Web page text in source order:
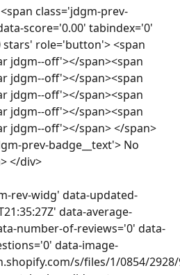
class='jdgm-prev-
score='0.00' tabindex='0'
stars' role='button'> <span
jdgm--off'></span><span
jdgm--off'></span><span
jdgm--off'></span><span
jdgm--off'></span><span
jdgm--off'></span> </span>
prev-badge__text'> No
</div>
rev-widg' data-updated-
data-average-
number-of-reviews='0' data-
data-image-
s/files/1/0854/